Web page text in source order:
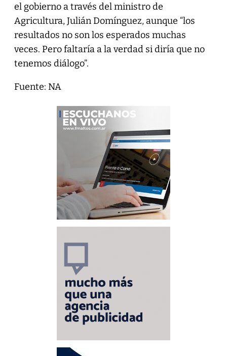
el gobierno a través del ministro de
Agricultura, Julián Domínguez, aunque “los
resultados no son los esperados muchas
veces. Pero faltaría a la verdad si diría que no
tenemos diálogo”.
Fuente: NA